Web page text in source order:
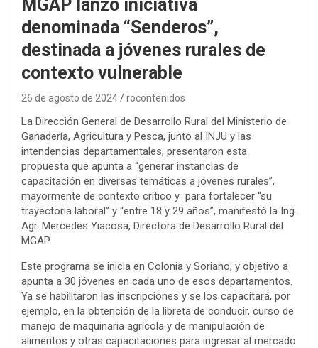
MGAP lanzó iniciativa
denominada “Senderos”,
destinada a jóvenes rurales de
contexto vulnerable
26 de agosto de 2024 rocontenidos
La Dirección General de Desarrollo Rural del Ministerio de
Ganadería, Agricultura y Pesca, junto al INJU y las
intendencias departamentales, presentaron esta
propuesta que apunta a “generar instancias de
capacitación en diversas temáticas a jóvenes rurales”,
mayormente de contexto crítico y para fortalecer “su
trayectoria laboral” y “entre 18 y 29 años”, manifestó la Ing.
Agr. Mercedes Yiacosa, Directora de Desarrollo Rural del
MGAP.
Este programa se inicia en Colonia y Soriano; y objetivo a
apunta a 30 jóvenes en cada uno de esos departamentos.
Ya se habilitaron las inscripciones y se los capacitará, por
ejemplo, en la obtención de la libreta de conducir, curso de
manejo de maquinaria agrícola y de manipulación de
alimentos y otras capacitaciones para ingresar al mercado